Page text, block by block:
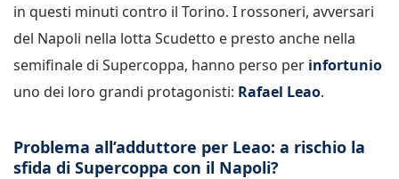
in questi minuti contro il Torino. I rossoneri, avversari
del Napoli nella lotta Scudetto e presto anche nella
semifinale di Supercoppa, hanno perso per infortunio
uno dei loro grandi protagonisti: Rafael Leao.
Problema all’adduttore per Leao: a rischio la
sfida di Supercoppa con il Napoli?